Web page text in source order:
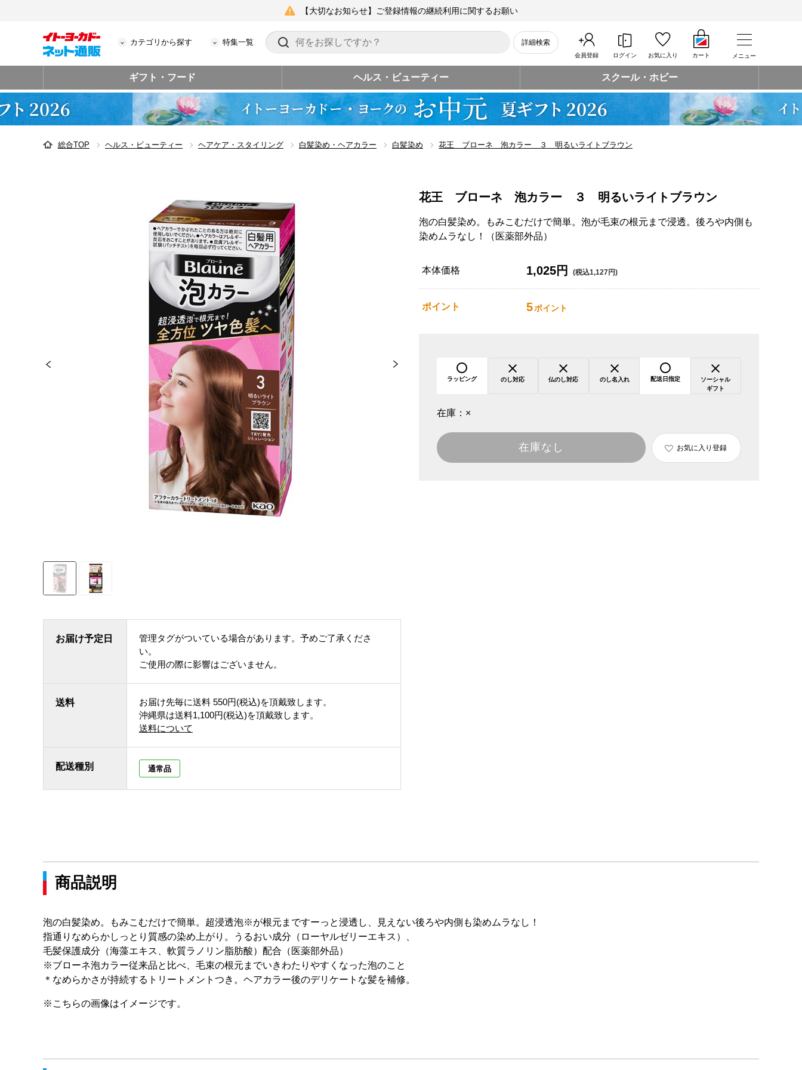
【大切なお知らせ】ご登録情報の継続利用に関するお願い
カテゴリから探す 特集一覧 詳細検索
会員登録 ログイン お気に入り カート メニュー
ギフト・フード ヘルス・ビューティー スクール・ホビー
総合TOP ヘルス・ビューティー ヘアケア・スタイリング 白髪染め・ヘアカラー 白髪染め 花王 ブローネ 泡カラー ３ 明るいライトブラウン
お届け予定日
管理タグがついている場合があります。予めご了承くださ
い。
ご使用の際に影響はございません。
送料 お届け先毎に送料 550円(税込)を頂戴致します。
沖縄県は送料1,100円(税込)を頂戴致します。
送料について
配送種別 通常品
花王 ブローネ 泡カラー ３ 明るいライトブラウン
泡の白髪染め。もみこむだけで簡単。泡が毛束の根元まで浸透。後ろや内側も
染めムラなし！（医薬部外品）
本体価格 1,025円 (税込1,127円)
ポイント 5ポイント
ラッピング のし対応 仏のし対応 のし名入れ 配送日指定
ソーシャル
ギフト
在庫： ×
在庫なし お気に入り登録
商品説明
泡の白髪染め。もみこむだけで簡単。超浸透泡※が根元まですーっと浸透し、見えない後ろや内側も染めムラなし！
指通りなめらかしっとり質感の染め上がり。うるおい成分（ローヤルゼリーエキス）、
毛髪保護成分（海藻エキス、軟質ラノリン脂肪酸）配合（医薬部外品）
※ブローネ泡カラー従来品と比べ、毛束の根元までいきわたりやすくなった泡のこと
＊なめらかさが持続するトリートメントつき。ヘアカラー後のデリケートな髪を補修。
※こちらの画像はイメージです。